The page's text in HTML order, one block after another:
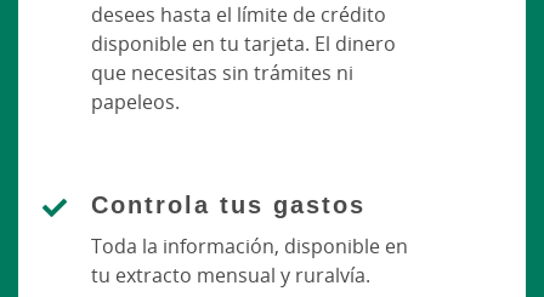
desees hasta el límite de crédito
disponible en tu tarjeta. El dinero
que necesitas sin trámites ni
papeleos.
Controla tus gastos
Toda la información, disponible en
tu extracto mensual y ruralvía.